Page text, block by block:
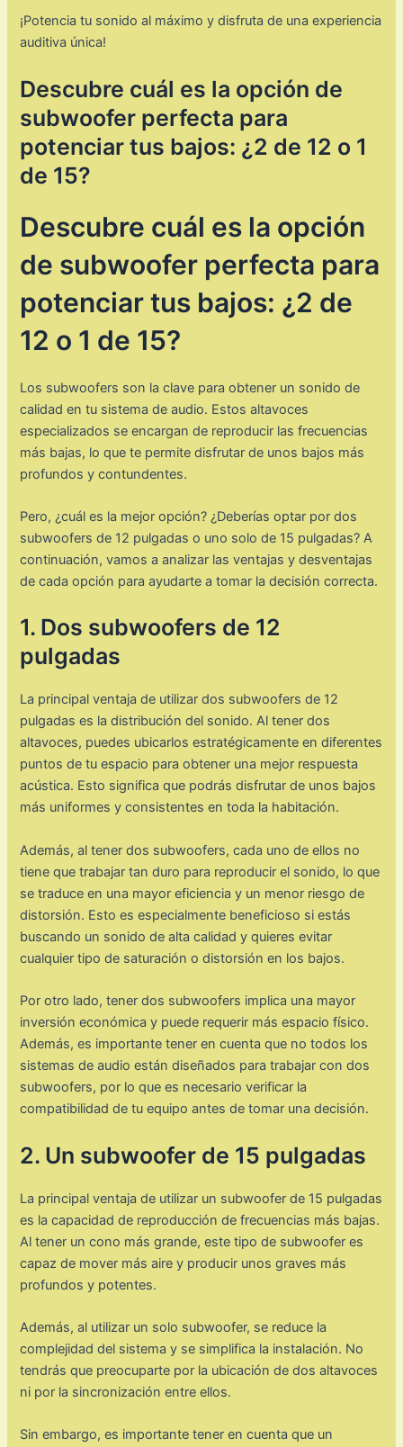
¡Potencia tu sonido al máximo y disfruta de una experiencia
auditiva única!
Descubre cuál es la opción de
subwoofer perfecta para
potenciar tus bajos: ¿2 de 12 o 1
de 15?
Descubre cuál es la opción
de subwoofer perfecta para
potenciar tus bajos: ¿2 de
12 o 1 de 15?
Los subwoofers son la clave para obtener un sonido de
calidad en tu sistema de audio. Estos altavoces
especializados se encargan de reproducir las frecuencias
más bajas, lo que te permite disfrutar de unos bajos más
profundos y contundentes.
Pero, ¿cuál es la mejor opción? ¿Deberías optar por dos
subwoofers de 12 pulgadas o uno solo de 15 pulgadas? A
continuación, vamos a analizar las ventajas y desventajas
de cada opción para ayudarte a tomar la decisión correcta.
1. Dos subwoofers de 12
pulgadas
La principal ventaja de utilizar dos subwoofers de 12
pulgadas es la distribución del sonido. Al tener dos
altavoces, puedes ubicarlos estratégicamente en diferentes
puntos de tu espacio para obtener una mejor respuesta
acústica. Esto significa que podrás disfrutar de unos bajos
más uniformes y consistentes en toda la habitación.
Además, al tener dos subwoofers, cada uno de ellos no
tiene que trabajar tan duro para reproducir el sonido, lo que
se traduce en una mayor eficiencia y un menor riesgo de
distorsión. Esto es especialmente beneficioso si estás
buscando un sonido de alta calidad y quieres evitar
cualquier tipo de saturación o distorsión en los bajos.
Por otro lado, tener dos subwoofers implica una mayor
inversión económica y puede requerir más espacio físico.
Además, es importante tener en cuenta que no todos los
sistemas de audio están diseñados para trabajar con dos
subwoofers, por lo que es necesario verificar la
compatibilidad de tu equipo antes de tomar una decisión.
2. Un subwoofer de 15 pulgadas
La principal ventaja de utilizar un subwoofer de 15 pulgadas
es la capacidad de reproducción de frecuencias más bajas.
Al tener un cono más grande, este tipo de subwoofer es
capaz de mover más aire y producir unos graves más
profundos y potentes.
Además, al utilizar un solo subwoofer, se reduce la
complejidad del sistema y se simplifica la instalación. No
tendrás que preocuparte por la ubicación de dos altavoces
ni por la sincronización entre ellos.
Sin embargo, es importante tener en cuenta que un